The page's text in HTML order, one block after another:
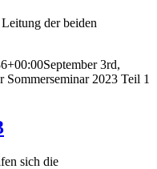
der beiden
September 3rd,
Sommerseminar 2023 Teil 1
sich die